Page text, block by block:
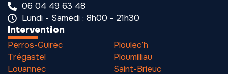
Intervention
Perros-Guirec
Trégastel
Louannec
Ploulec’h
Ploumilliau
Saint-Brieuc
06 04 49 63 48
Lundi - Samedi : 8h00 - 21h30